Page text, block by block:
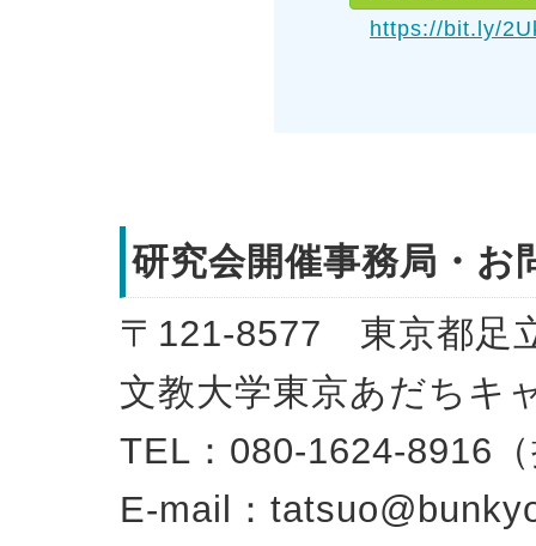
https://bit.ly/
研究会開催事務局・お
〒121-8577 東京都足
文教大学東京あだち
TEL：080-1624-8916
E-mail：